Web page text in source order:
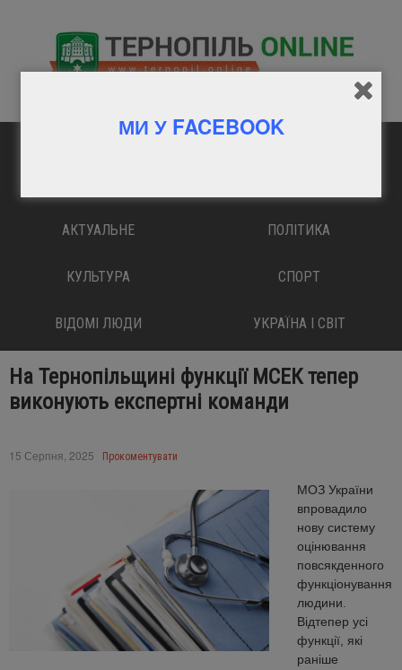
АКТУАЛЬНЕ ПОЛІТИКА
КУЛЬТУРА СПОРТ
ВІДОМІ ЛЮДИ УКРАЇНА І СВІТ
На Тернопільщині функції МСЕК тепер
виконують експертні команди
15 Серпня, 2025 Прокоментувати
МОЗ України
впровадило
нову систему
оцінювання
повсякденного
функціонування
людини.
Відтепер усі
функції, які
раніше
МИ У FACEBOOK